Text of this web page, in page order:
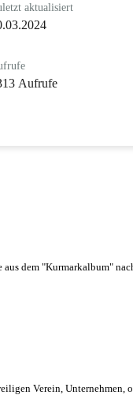
aktualisiert
Aufrufe
aus dem "Kurmarkalbum"
Verein, Unternehmen,